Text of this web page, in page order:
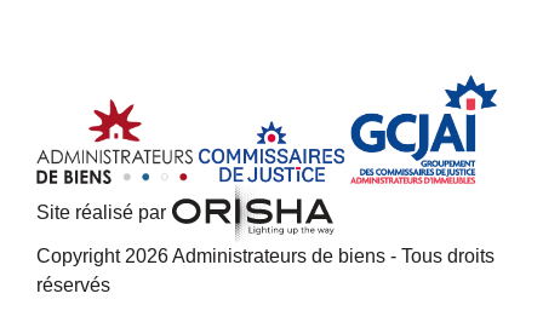
Site réalisé par
Copyright 2026 Administrateurs de biens - Tous droits
réservés